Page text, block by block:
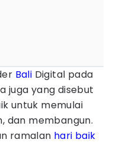
Bali Digital pada
juga yang disebut
untuk memulai
dan membangun.
ramalan hari baik